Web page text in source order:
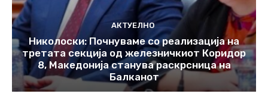
АКТУЕЛНО
Николоски: Почнуваме со реализација на
третата секција од железничкиот Коридор
8, Македонија станува раскрсница на
Балканот